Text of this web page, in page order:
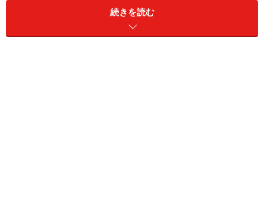
続きを読む